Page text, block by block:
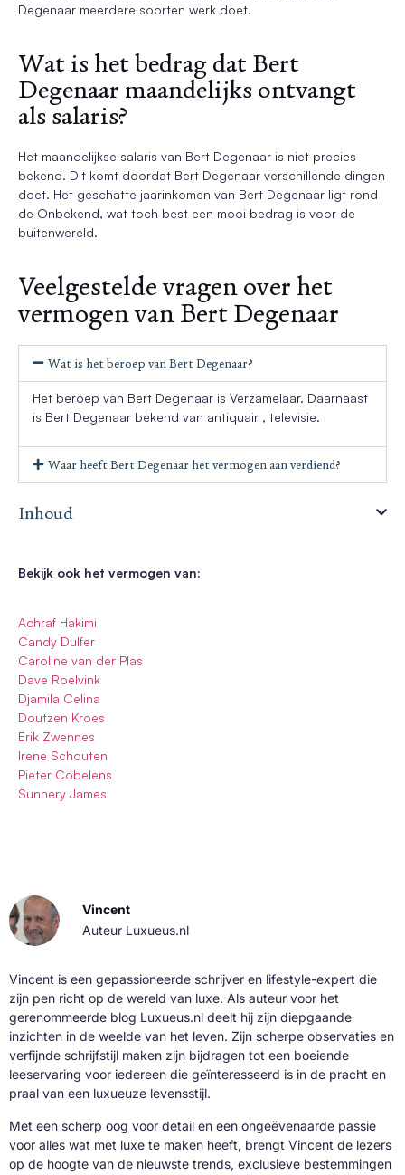
Degenaar meerdere soorten werk doet.
Wat is het bedrag dat Bert
Degenaar maandelijks ontvangt
als salaris?
Het maandelijkse salaris van Bert Degenaar is niet precies
bekend. Dit komt doordat Bert Degenaar verschillende dingen
doet. Het geschatte jaarinkomen van Bert Degenaar ligt rond
de Onbekend, wat toch best een mooi bedrag is voor de
buitenwereld.
Veelgestelde vragen over het
vermogen van Bert Degenaar
Wat is het beroep van Bert Degenaar?
Het beroep van Bert Degenaar is Verzamelaar. Daarnaast
is Bert Degenaar bekend van antiquair , televisie.
Waar heeft Bert Degenaar het vermogen aan verdiend?
Inhoud
Bekijk ook het vermogen van:
Achraf Hakimi
Candy Dulfer
Caroline van der Plas
Dave Roelvink
Djamila Celina
Doutzen Kroes
Erik Zwennes
Irene Schouten
Pieter Cobelens
Sunnery James
Vincent
Auteur Luxueus.nl
Vincent is een gepassioneerde schrijver en lifestyle-expert die
zijn pen richt op de wereld van luxe. Als auteur voor het
gerenommeerde blog Luxueus.nl deelt hij zijn diepgaande
inzichten in de weelde van het leven. Zijn scherpe observaties en
verfijnde schrijfstijl maken zijn bijdragen tot een boeiende
leeservaring voor iedereen die geïnteresseerd is in de pracht en
praal van een luxueuze levensstijl.
Met een scherp oog voor detail en een ongeëvenaarde passie
voor alles wat met luxe te maken heeft, brengt Vincent de lezers
op de hoogte van de nieuwste trends, exclusieve bestemmingen